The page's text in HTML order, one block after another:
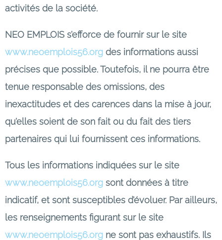
activités de la société.
NEO EMPLOIS s’efforce de fournir sur le site
www.neoemplois56.org des informations aussi
précises que possible. Toutefois, il ne pourra être
tenue responsable des omissions, des
inexactitudes et des carences dans la mise à jour,
qu’elles soient de son fait ou du fait des tiers
partenaires qui lui fournissent ces informations.
Tous les informations indiquées sur le site
www.neoemplois56.org sont données à titre
indicatif, et sont susceptibles d’évoluer. Par ailleurs,
les renseignements figurant sur le site
www.neoemplois56.org ne sont pas exhaustifs. Ils